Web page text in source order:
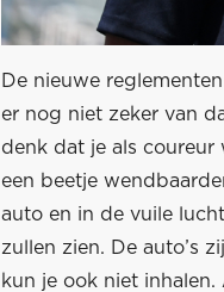
De nieuwe
er nog niet zeker van
denk dat je als coureur
een beetje
auto en in de vuile
zullen zien. De auto’s
kun je ook niet